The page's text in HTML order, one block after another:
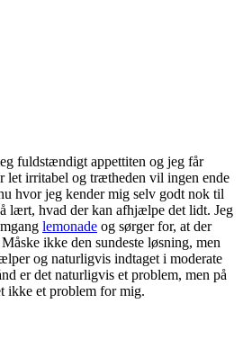
fuldstændigt appettiten og jeg får
let irritabel og trætheden vil ingen ende
hvor jeg kender mig selv godt nok til
lært, hvad der kan afhjælpe det lidt. Jeg
lemonade og sørger for, at der
ikke den sundeste løsning, men
og naturligvis indtaget i moderate
er det naturligvis et problem, men på
ikke et problem for mig.